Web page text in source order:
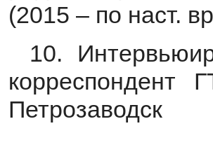
(2015 – по наст.
10.
корреспондент
Петрозаводск